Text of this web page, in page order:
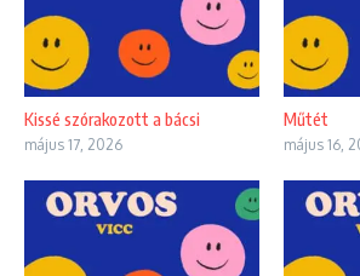
Kissé szórakozott a bácsi
május 17, 2026
Műtét
május 16,